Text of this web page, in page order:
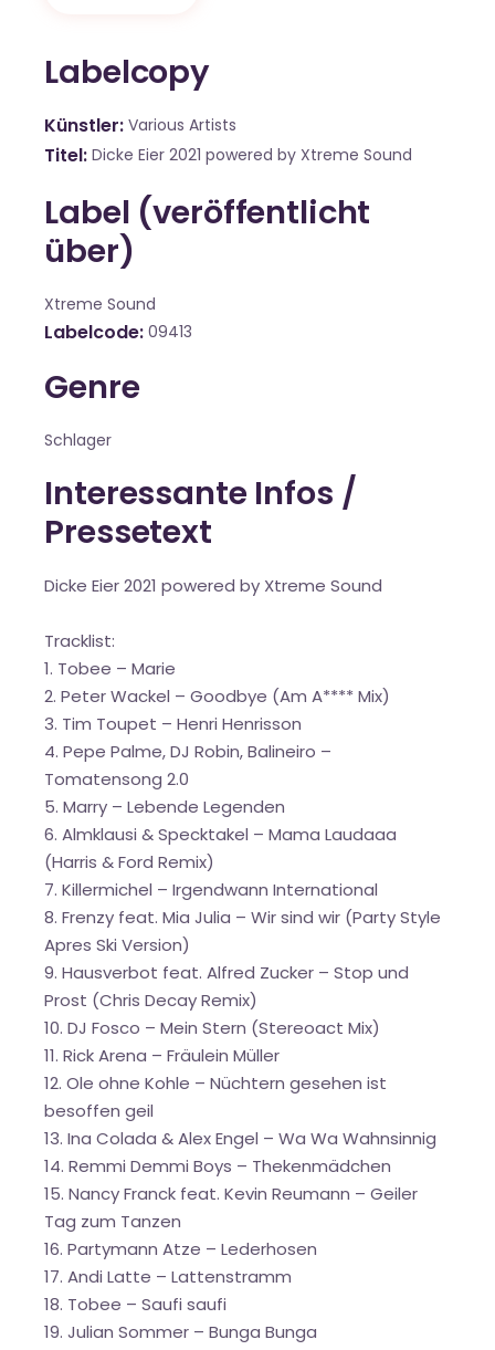
Labelcopy
Künstler Various Artists
Titel Dicke Eier 2021 powered by Xtreme Sound
Label (veröffentlicht
über)
Xtreme Sound
Labelcode 09413
Genre
Schlager
Interessante Infos /
Pressetext
Dicke Eier 2021 powered by Xtreme Sound
Tracklist:
1. Tobee – Marie
2. Peter Wackel – Goodbye (Am A**** Mix)
3. Tim Toupet – Henri Henrisson
4. Pepe Palme, DJ Robin, Balineiro –
Tomatensong 2.0
5. Marry – Lebende Legenden
6. Almklausi & Specktakel – Mama Laudaaa
(Harris & Ford Remix)
7. Killermichel – Irgendwann International
8. Frenzy feat. Mia Julia – Wir sind wir (Party Style
Apres Ski Version)
9. Hausverbot feat. Alfred Zucker – Stop und
Prost (Chris Decay Remix)
10. DJ Fosco – Mein Stern (Stereoact Mix)
11. Rick Arena – Fräulein Müller
12. Ole ohne Kohle – Nüchtern gesehen ist
besoffen geil
13. Ina Colada & Alex Engel – Wa Wa Wahnsinnig
14. Remmi Demmi Boys – Thekenmädchen
15. Nancy Franck feat. Kevin Reumann – Geiler
Tag zum Tanzen
16. Partymann Atze – Lederhosen
17. Andi Latte – Lattenstramm
18. Tobee – Saufi saufi
19. Julian Sommer – Bunga Bunga